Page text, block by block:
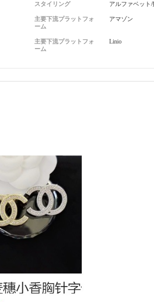
スタイリング アルファベット
主要下流プラットフォ
ーム
アマゾン
主要下流プラットフォ
ーム
Linio